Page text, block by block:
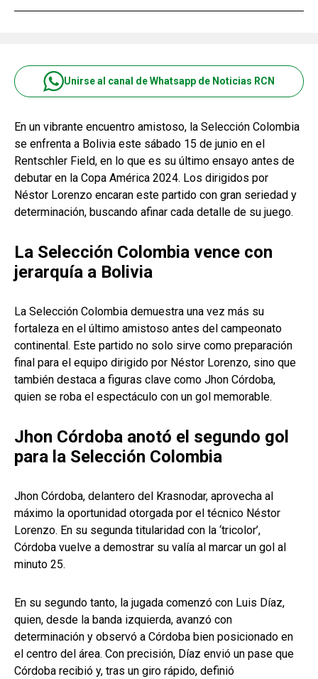
Unirse al canal de Whatsapp de Noticias RCN
En un vibrante encuentro amistoso, la Selección Colombia
se enfrenta a Bolivia este sábado 15 de junio en el
Rentschler Field, en lo que es su último ensayo antes de
debutar en la Copa América 2024. Los dirigidos por
Néstor Lorenzo encaran este partido con gran seriedad y
determinación, buscando afinar cada detalle de su juego.
La Selección Colombia vence con
jerarquía a Bolivia
La Selección Colombia demuestra una vez más su
fortaleza en el último amistoso antes del campeonato
continental. Este partido no solo sirve como preparación
final para el equipo dirigido por Néstor Lorenzo, sino que
también destaca a figuras clave como Jhon Córdoba,
quien se roba el espectáculo con un gol memorable.
Jhon Córdoba anotó el segundo gol
para la Selección Colombia
Jhon Córdoba, delantero del Krasnodar, aprovecha al
máximo la oportunidad otorgada por el técnico Néstor
Lorenzo. En su segunda titularidad con la ‘tricolor’,
Córdoba vuelve a demostrar su valía al marcar un gol al
minuto 25.
En su segundo tanto, la jugada comenzó con Luis Díaz,
quien, desde la banda izquierda, avanzó con
determinación y observó a Córdoba bien posicionado en
el centro del área. Con precisión, Díaz envió un pase que
Córdoba recibió y, tras un giro rápido, definió